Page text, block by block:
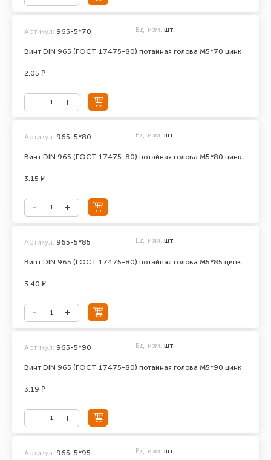
Винт DIN 965 (ГОСТ 17475-80) потайная голова М5*70 цинк
Артикул: 965-5*70 Ед. изм. шт.
2.05 ₽
Винт DIN 965 (ГОСТ 17475-80) потайная голова М5*80 цинк
Артикул: 965-5*80 Ед. изм. шт.
3.15 ₽
Винт DIN 965 (ГОСТ 17475-80) потайная голова М5*85 цинк
Артикул: 965-5*85 Ед. изм. шт.
3.40 ₽
Винт DIN 965 (ГОСТ 17475-80) потайная голова М5*90 цинк
Артикул: 965-5*90 Ед. изм. шт.
3.19 ₽
Артикул: 965-5*95 Ед. изм. шт.